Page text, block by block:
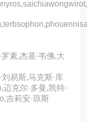
罗素,杰基·韦佛,大
易斯,马克斯·库
克尔·多曼,凯特·
吉莉安·琼斯